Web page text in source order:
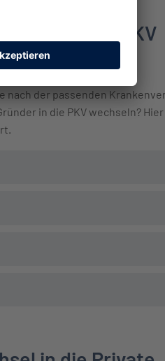
in die PKV
der passenden
in die PKV wechseln?